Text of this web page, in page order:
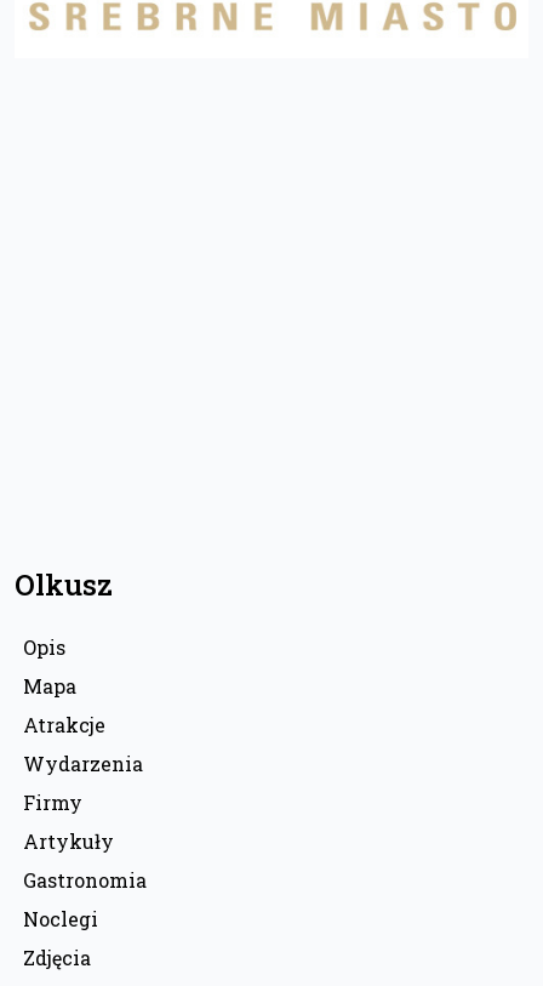
Olkusz
Opis
Mapa
Atrakcje
Wydarzenia
Firmy
Artykuły
Gastronomia
Noclegi
Zdjęcia